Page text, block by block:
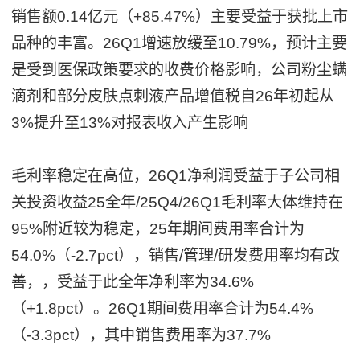
销售额0.14亿元（+85.47%）主要受益于获批上市
品种的丰富。26Q1增速放缓至10.79%，预计主要
是受到医保政策要求的收费价格影响，公司粉尘螨
滴剂和部分皮肤点刺液产品增值税自26年初起从
3%提升至13%对报表收入产生影响
毛利率稳定在高位，26Q1净利润受益于子公司相
关投资收益25全年/25Q4/26Q1毛利率大体维持在
95%附近较为稳定，25年期间费用率合计为
54.0%（-2.7pct），销售/管理/研发费用率均有改
善，，受益于此全年净利率为34.6%
（+1.8pct）。26Q1期间费用率合计为54.4%
（-3.3pct），其中销售费用率为37.7%